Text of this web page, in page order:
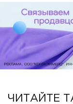
ЧИТАЙТЕ